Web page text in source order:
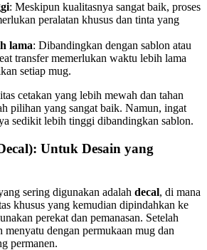
: Meskipun kualitasnya sangat baik, proses
peralatan khusus dan tinta yang
lama: Dibandingkan dengan sablon atau
transfer memerlukan waktu lebih lama
setiap mug.
cetakan yang lebih mewah dan tahan
pilihan yang sangat baik. Namun, ingat
sedikit lebih tinggi dibandingkan sablon.
Untuk Desain yang
sering digunakan adalah decal, di mana
khusus yang kemudian dipindahkan ke
perekat dan pemanasan. Setelah
menyatu dengan permukaan mug dan
permanen.